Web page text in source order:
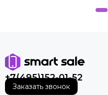
+7(495)152-01-52
Заказать звонок